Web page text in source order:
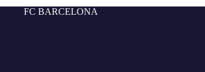
FC BARCELONA